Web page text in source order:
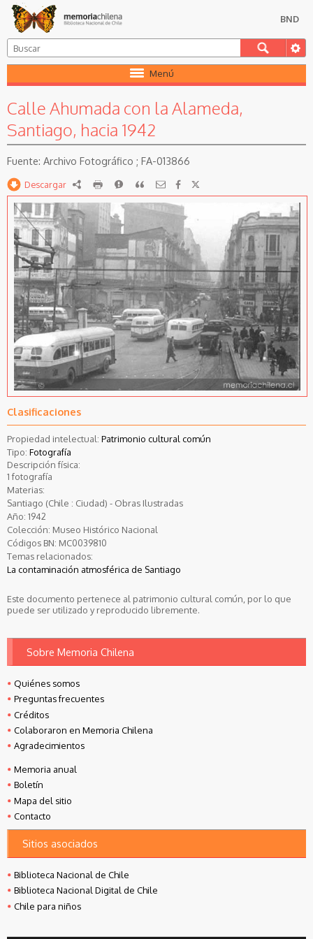
BND
Menú
Calle Ahumada con la Alameda,
Santiago, hacia 1942
Archivo Fotográfico ; FA-013866
Descargar RDF imprimirReportarCitar
Clasificaciones
Propiedad intelectual: Patrimonio cultural común
Tipo: Fotografía
Descripción física:
1 fotografía
Materias:
Santiago (Chile : Ciudad) - Obras Ilustradas
Año: 1942
Colección: Museo Histórico Nacional
Códigos BN: MC0039810
Temas relacionados:
La contaminación atmosférica de Santiago
Este documento pertenece al patrimonio cultural común, por lo que
puede ser utilizado y reproducido libremente.
Sobre Memoria Chilena
Quiénes somos
Preguntas frecuentes
Créditos
Colaboraron en Memoria Chilena
Agradecimientos
Memoria anual
Boletín
Mapa del sitio
Contacto
Sitios asociados
Biblioteca Nacional de Chile
Biblioteca Nacional Digital de Chile
Chile para niños